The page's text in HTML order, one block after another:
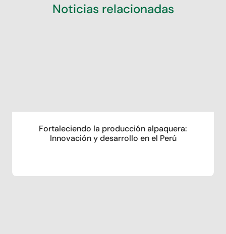
Noticias relacionadas
Fortaleciendo la producción alpaquera:
Innovación y desarrollo en el Perú